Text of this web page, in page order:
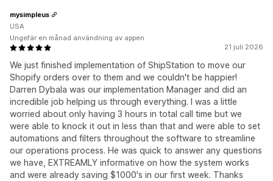
21 juli 2026
We just finished implementation of ShipStation to move our
Shopify orders over to them and we couldn't be happier!
Darren Dybala was our implementation Manager and did an
incredible job helping us through everything. I was a little
worried about only having 3 hours in total call time but we
were able to knock it out in less than that and were able to set
automations and filters throughout the software to streamline
our operations process. He was quick to answer any questions
we have, EXTREAMLY informative on how the system works
and were already saving $1000's in our first week. Thanks
mysimpleus
USA
Ungefär en månad användning av appen